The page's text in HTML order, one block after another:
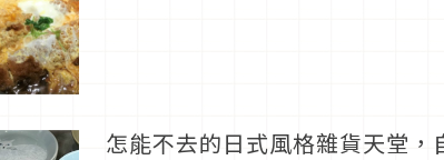
怎能不去的日式風格雜貨天堂，